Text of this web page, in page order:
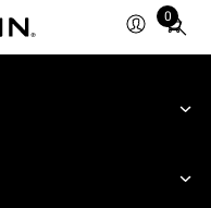
0
Total
items
cart: